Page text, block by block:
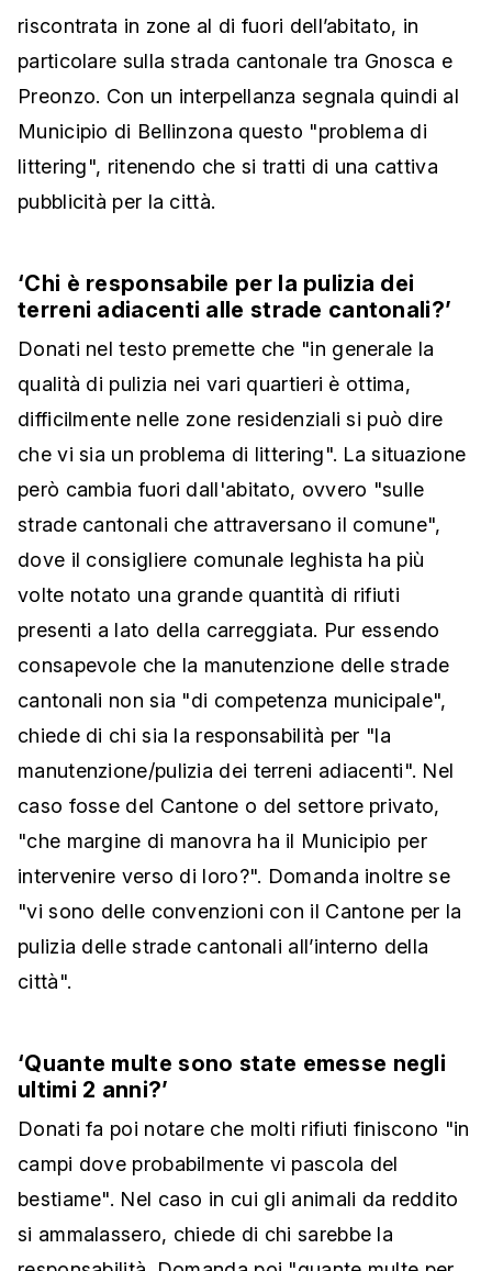
riscontrata in zone al di fuori dell’abitato, in
particolare sulla strada cantonale tra Gnosca e
Preonzo. Con un interpellanza segnala quindi al
Municipio di Bellinzona questo "problema di
littering", ritenendo che si tratti di una cattiva
pubblicità per la città.
‘Chi è responsabile per la pulizia dei
terreni adiacenti alle strade cantonali?’
Donati nel testo premette che "in generale la
qualità di pulizia nei vari quartieri è ottima,
difficilmente nelle zone residenziali si può dire
che vi sia un problema di littering". La situazione
però cambia fuori dall'abitato, ovvero "sulle
strade cantonali che attraversano il comune",
dove il consigliere comunale leghista ha più
volte notato una grande quantità di rifiuti
presenti a lato della carreggiata. Pur essendo
consapevole che la manutenzione delle strade
cantonali non sia "di competenza municipale",
chiede di chi sia la responsabilità per "la
manutenzione/pulizia dei terreni adiacenti". Nel
caso fosse del Cantone o del settore privato,
"che margine di manovra ha il Municipio per
intervenire verso di loro?". Domanda inoltre se
"vi sono delle convenzioni con il Cantone per la
pulizia delle strade cantonali all’interno della
città".
‘Quante multe sono state emesse negli
ultimi 2 anni?’
Donati fa poi notare che molti rifiuti finiscono "in
campi dove probabilmente vi pascola del
bestiame". Nel caso in cui gli animali da reddito
si ammalassero, chiede di chi sarebbe la